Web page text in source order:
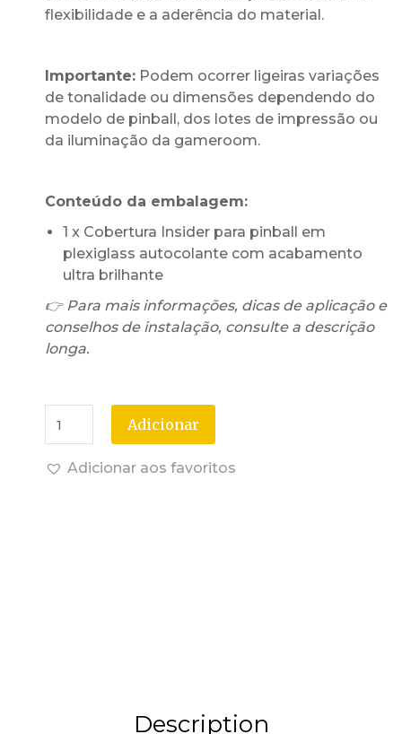
flexibilidade e a aderência do material.
Importante: Podem ocorrer ligeiras variações
de tonalidade ou dimensões dependendo do
modelo de pinball, dos lotes de impressão ou
da iluminação da gameroom.
Conteúdo da embalagem:
1 x Cobertura Insider para pinball em
plexiglass autocolante com acabamento
ultra brilhante
👉 Para mais informações, dicas de aplicação e
conselhos de instalação, consulte a descrição
longa.
Adicionar
Adicionar aos favoritos
Description